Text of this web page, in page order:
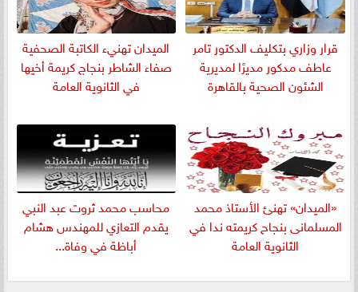
قرار وزاري بتكليف الدكتور تامر
عاطف مدكور مديرًا لمديرية
الشئون الصحية بالقاهرة
الميدان تهنيء الكاتبة الصحفية
صفاء الشاطر بنجاج كريمة أخيها
في الثانوية العامة
«الميدان» تهنئ الأستاذ محمد
المسلمانى بنجاح كريمته ندا في
الثانوية العامة
​محاسب محمد ثروت عبد النبي
يقدم التعازي للمهندس هشام
أباظة في وفاة...